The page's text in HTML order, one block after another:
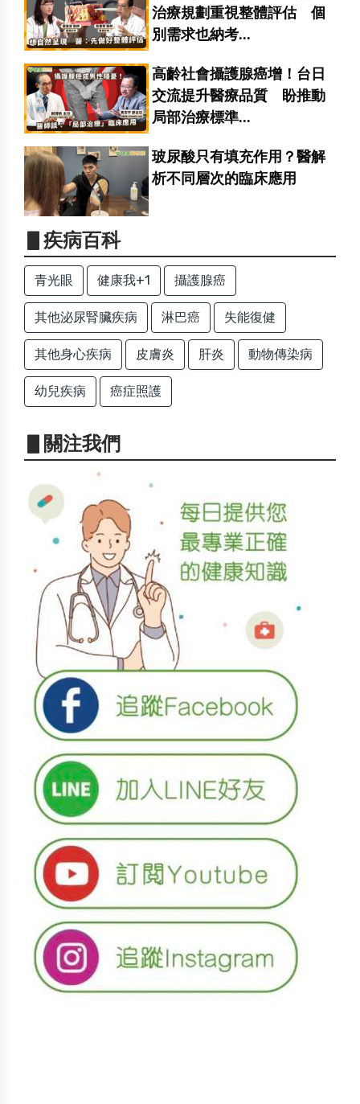
治療規劃重視整體評估 個
別需求也納考...
高齡社會攝護腺癌增！台日
交流提升醫療品質 盼推動
局部治療標準...
玻尿酸只有填充作用？醫解
析不同層次的臨床應用
▋疾病百科
青光眼 健康我+1 攝護腺癌
其他泌尿腎臟疾病 淋巴癌 失能復健
其他身心疾病 皮膚炎 肝炎 動物傳染病
幼兒疾病 癌症照護
▋關注我們